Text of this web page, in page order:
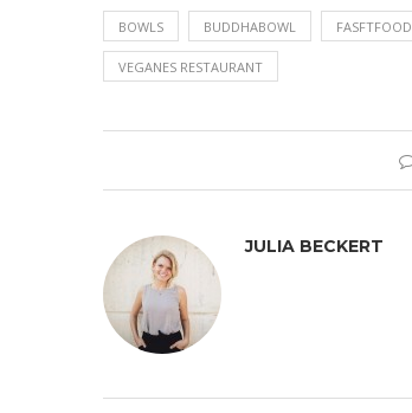
BOWLS BUDDHABOWL FASFTFOOD
VEGANES RESTAURANT
JULIA BECKERT